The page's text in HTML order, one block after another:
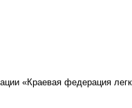
«Краевая федерация